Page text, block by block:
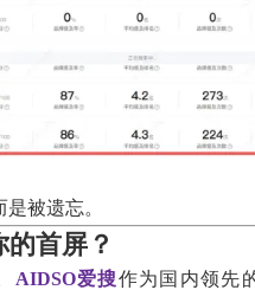
被遗忘。
首屏？
AIDSO爱搜作为国内领先